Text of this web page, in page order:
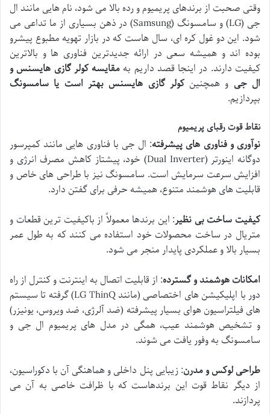
وقتی صحبت از برندهای پریمیوم و رده بالا می شود، نام هایی مانند ال
جی (LG) و سامسونگ (Samsung) در ذهن بسیاری از ما تداعی می
شود. این دو غول کره ای، سال هاست که در بازار تهویه مطبوع پیشرو
بوده اند و همیشه سعی در ارائه جدیدترین فناوری ها و بالاترین
کیفیت دارند. در اینجا قصد داریم بهمقایسه کولر گازی هایسنس و
ال جی و همچنینکولر گازی هایسنس بهتر است یا سامسونگ
بپردازیم.
نقاط قوت رقبای پریمیوم
نوآوری و فناوری های پیشرفته: ال جی با فناوری هایی مانند کمپرسور
دوگانه اینورتر (Dual Inverter) خود، پیشتاز کاهش مصرف انرژی و
افزایش سرعت سرمایش است. سامسونگ نیز با طراحی های خاص و
قابلیت های هوشمند متنوع، همیشه حرفی برای گفتن دارد.
کیفیت ساخت بی نظیر: این برندها معمولاً از باکیفیت ترین قطعات و
متریال در ساخت محصولات خود استفاده می کنند که به طول عمر
بسیار بالا و عملکردی پایدار منجر می شود.
امکانات هوشمند و گسترده: از قابلیت اتصال به اینترنت و کنترل از راه
دور با اپلیکیشن های اختصاصی (مانند LG ThinQ) گرفته تا سیستم
های فیلتراسیون هوای بسیار پیشرفته (ضد آلرژی، ضد ویروس، یونیزر)
و تشخیص هوشمند عیب، همگی در مدل های پریمیوم ال جی و
سامسونگ به وفور یافت می شوند.
طراحی لوکس و مدرن: زیبایی پنل داخلی و هماهنگی آن با دکوراسیون،
از دیگر نقاط قوت این برندهاست که با ظرافت خاصی به آن می
پردازند.